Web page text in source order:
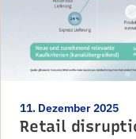
11. Dezember 2025
Retail